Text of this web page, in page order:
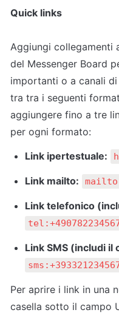
Quick links
Aggiungi collegamenti
del Messenger Board
importanti o a canali
tra tra i seguenti
aggiungere fino a tre
per ogni formato:
Link ipertestuale:
Link mailto:
Link telefonico
Link SMS (includi il
Per aprire i link in una
casella sotto il campo